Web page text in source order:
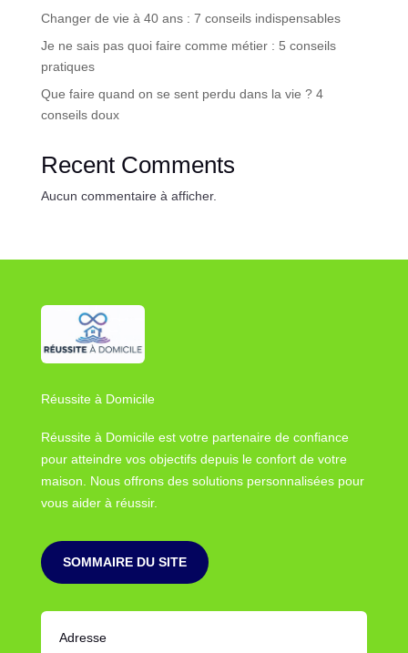
Changer de vie à 40 ans : 7 conseils indispensables
Je ne sais pas quoi faire comme métier : 5 conseils
pratiques
Que faire quand on se sent perdu dans la vie ? 4
conseils doux
Recent Comments
Aucun commentaire à afficher.
Réussite à Domicile
Réussite à Domicile est votre partenaire de confiance
pour atteindre vos objectifs depuis le confort de votre
maison. Nous offrons des solutions personnalisées pour
vous aider à réussir.
SOMMAIRE DU SITE
Adresse